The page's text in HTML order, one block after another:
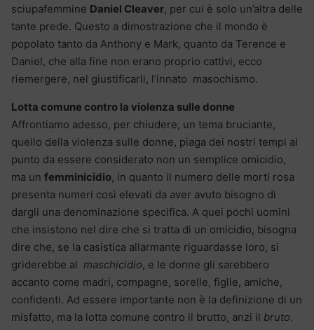
sciupafemmine Daniel Cleaver, per cui è solo un’altra delle
tante prede. Questo a dimostrazione che il mondo è
popolato tanto da Anthony e Mark, quanto da Terence e
Daniel, che alla fine non erano proprio cattivi, ecco
riemergere, nel giustificarli, l’innato masochismo.
Lotta comune contro la violenza sulle donne
Affrontiamo adesso, per chiudere, un tema bruciante,
quello della violenza sulle donne, piaga dei nostri tempi al
punto da essere considerato non un semplice omicidio,
ma un femminicidio, in quanto il numero delle morti rosa
presenta numeri così elevati da aver avuto bisogno di
dargli una denominazione specifica. A quei pochi uomini
che insistono nel dire che si tratta di un omicidio, bisogna
dire che, se la casistica allarmante riguardasse loro, si
griderebbe al maschicidio, e le donne gli sarebbero
accanto come madri, compagne, sorelle, figlie, amiche,
confidenti. Ad essere importante non è la definizione di un
misfatto, ma la lotta comune contro il brutto, anzi il bruto.